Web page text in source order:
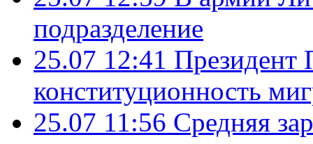
подразделение
25.07 12:41 Президент
конституционность
25.07 11:56 Средняя